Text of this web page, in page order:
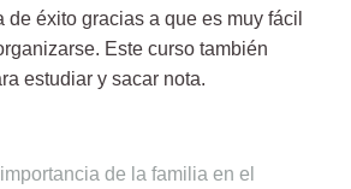
de éxito gracias a que es muy fácil
Este curso también
estudiar y sacar nota.
de la familia en el